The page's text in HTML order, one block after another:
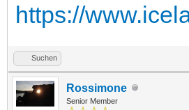
https://
Suchen
Rossimone
Senior Member